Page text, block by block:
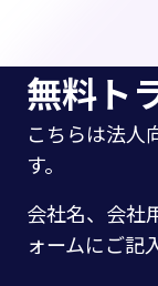
無料ト
こちらは法人
す。
会社名、会社
ォームにご記